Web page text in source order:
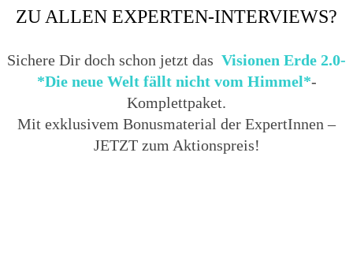
ZU ALLEN EXPERTEN-INTERVIEWS?
Sichere Dir doch schon jetzt das Visionen Erde 2.0-
*Die neue Welt fällt nicht vom Himmel*-
Komplettpaket.
Mit exklusivem Bonusmaterial der ExpertInnen –
JETZT zum Aktionspreis!